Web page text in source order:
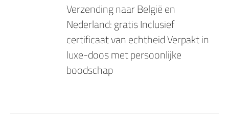
Verzending naar België en
Nederland: gratis Inclusief
certificaat van echtheid Verpakt in
luxe-doos met persoonlijke
boodschap